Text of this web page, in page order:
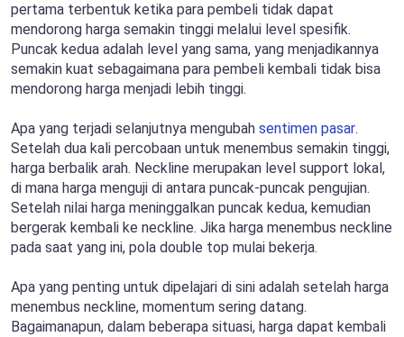
pertama terbentuk ketika para pembeli tidak dapat
mendorong harga semakin tinggi melalui level spesifik.
Puncak kedua adalah level yang sama, yang menjadikannya
semakin kuat sebagaimana para pembeli kembali tidak bisa
mendorong harga menjadi lebih tinggi.
Apa yang terjadi selanjutnya mengubah sentimen pasar.
Setelah dua kali percobaan untuk menembus semakin tinggi,
harga berbalik arah. Neckline merupakan level support lokal,
di mana harga menguji di antara puncak-puncak pengujian.
Setelah nilai harga meninggalkan puncak kedua, kemudian
bergerak kembali ke neckline. Jika harga menembus neckline
pada saat yang ini, pola double top mulai bekerja.
Apa yang penting untuk dipelajari di sini adalah setelah harga
menembus neckline, momentum sering datang.
Bagaimanapun, dalam beberapa situasi, harga dapat kembali